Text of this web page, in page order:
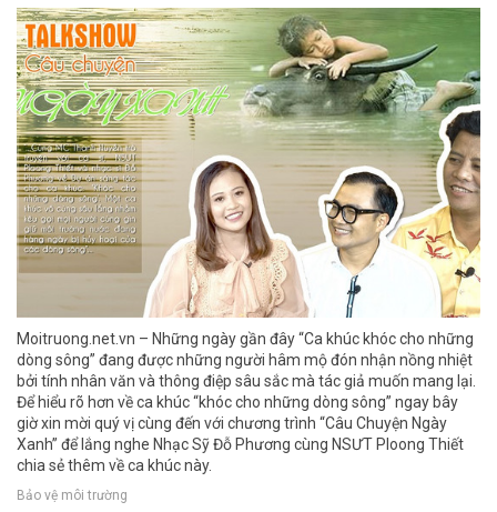
Moitruong.net.vn – Những ngày gần đây “Ca khúc khóc cho những
dòng sông” đang được những người hâm mộ đón nhận nồng nhiệt
bởi tính nhân văn và thông điệp sâu sắc mà tác giả muốn mang lại.
Để hiểu rõ hơn về ca khúc “khóc cho những dòng sông” ngay bây
giờ xin mời quý vị cùng đến với chương trình “Câu Chuyện Ngày
Xanh” để lắng nghe Nhạc Sỹ Đỗ Phương cùng NSƯT Ploong Thiết
chia sẻ thêm về ca khúc này.
Bảo vệ môi trường